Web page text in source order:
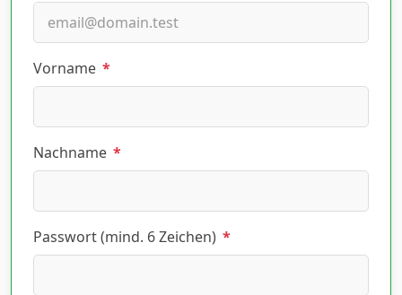
Vorname *
Nachname *
Passwort (mind. 6 Zeichen) *